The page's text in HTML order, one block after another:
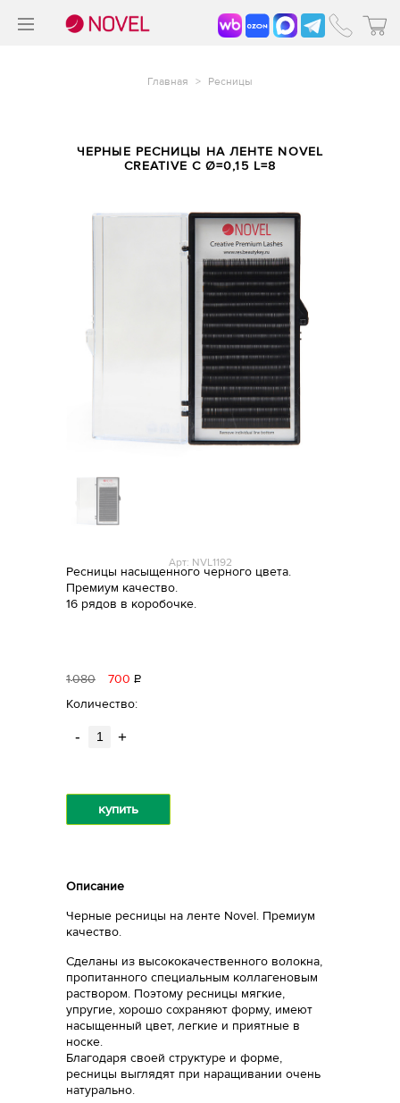
Главная > Ресницы
ЧЕРНЫЕ РЕСНИЦЫ НА ЛЕНТЕ NOVEL
CREATIVE C Ø=0,15 L=8
Арт: NVL1192
Ресницы насыщенного черного цвета.
Премиум качество.
16 рядов в коробочке.
1080 700 Р
Количество:
- +
купить
Описание
Черные ресницы на ленте Novel. Премиум
качество.
Сделаны из высококачественного волокна,
пропитанного специальным коллагеновым
раствором. Поэтому ресницы мягкие,
упругие, хорошо сохраняют форму, имеют
насыщенный цвет, легкие и приятные в
носке.
Благодаря своей структуре и форме,
ресницы выглядят при наращивании очень
натурально.